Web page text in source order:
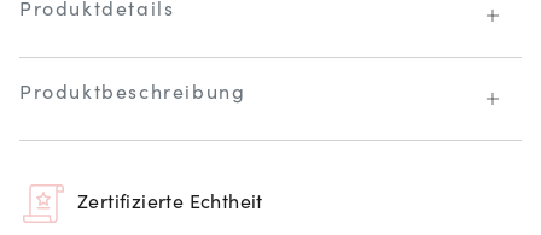
Produktdetails
Produktbeschreibung
Zertifizierte Echtheit